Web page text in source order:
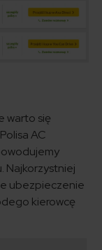
warto się
AC
Najkorzystniej
ubezpieczenie
kierowcę